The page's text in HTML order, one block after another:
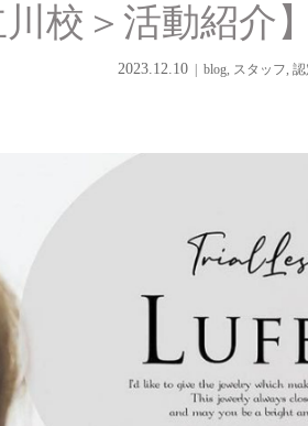
川校＞活動紹
2023.12.10 blog, スタッフ 認